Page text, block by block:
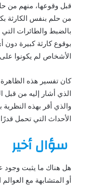
قبل وقوعها، منهم من
من حلم بنفس الكارثة
بالضبط والطائرات
بوقوع كارثة كبيرة دون
الأشخاص لم يكونوا
كان تفسير هذه
الذي أشار إليه من
والذي أقر بهذه
الأحداث التي تحمل
سؤال أخير
هل هناك ما يثبت وجود
أو المتشابهة مع العوالم